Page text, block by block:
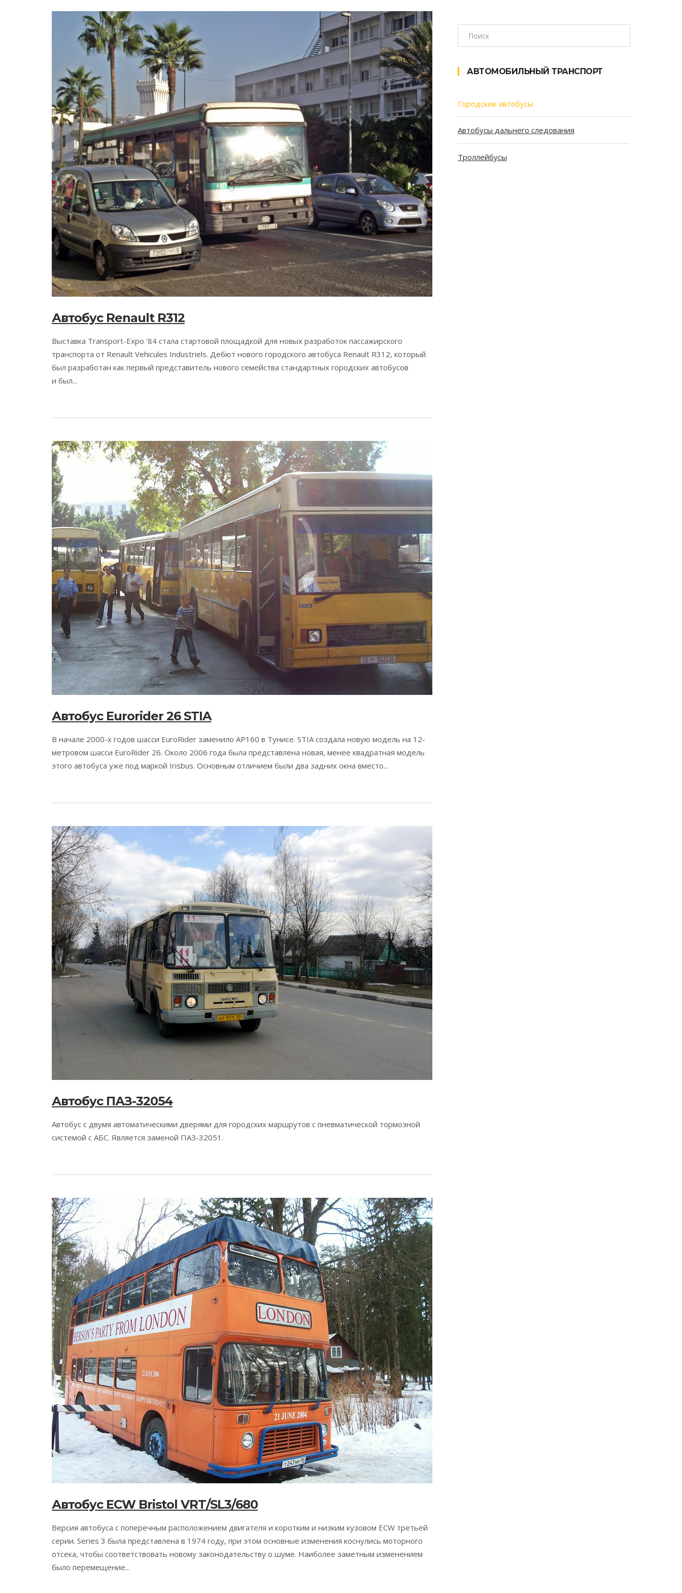
Автобус Renault R312
Выставка Transport-Expo '84 стала стартовой площадкой для новых разработок пассажирского
транспорта от Renault Vehicules Industriels. Дебют нового городского автобуса Renault R312, который
был разработан как первый представитель нового семейства стандартных городских автобусов
и был...
Автобус Eurorider 26 STIA
В начале 2000-х годов шасси EuroRider заменило AP160 в Тунисе. STIA создала новую модель на 12-
метровом шасси EuroRider 26. Около 2006 года была представлена новая, менее квадратная модель
этого автобуса уже под маркой Irisbus. Основным отличием были два задних окна вместо...
Автобус ПАЗ-32054
Автобус с двумя автоматическими дверями для городских маршрутов с пневматической тормозной
системой с АБС. Является заменой ПАЗ-32051.
Автобус ECW Bristol VRT/SL3/680
Версия автобуса c поперечным расположением двигателя и коротким и низким кузовом ECW третьей
серии. Series 3 была представлена в 1974 году​, при этом основные изменения коснулись моторного
отсека, чтобы соответствовать новому законодательству о шуме. Наиболее заметным изменением
было перемещение...
АВТОМОБИЛЬНЫЙ ТРАНСПОРТ
Городские автобусы
Автобусы дальнего следования
Троллейбусы